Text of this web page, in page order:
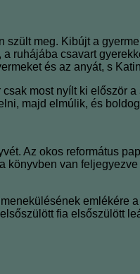
szült meg. Kibújt a
ruhájába csavart
és az anyát, s
most nyílt ki először
majd elmúlik, és
Az okos református
könyvben van
emlékére
fia elsőszülött